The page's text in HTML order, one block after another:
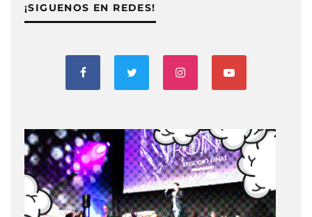
¡SIGUENOS EN REDES!